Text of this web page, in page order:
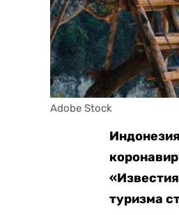
Adobe Stock
туризма